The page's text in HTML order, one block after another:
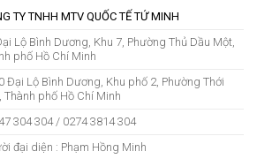
TY TNHH MTV QUỐC TẾ TỨ MINH
Lộ Bình Dương, Khu 7, Phường Thủ Dầu Một,
phố Hồ Chí Minh
Đại Lộ Bình Dương, Khu phố 2, Phường Thới
Thành phố Hồ Chí Minh
304 304 / 0274 3814 304
đại diện : Phạm Hồng Minh